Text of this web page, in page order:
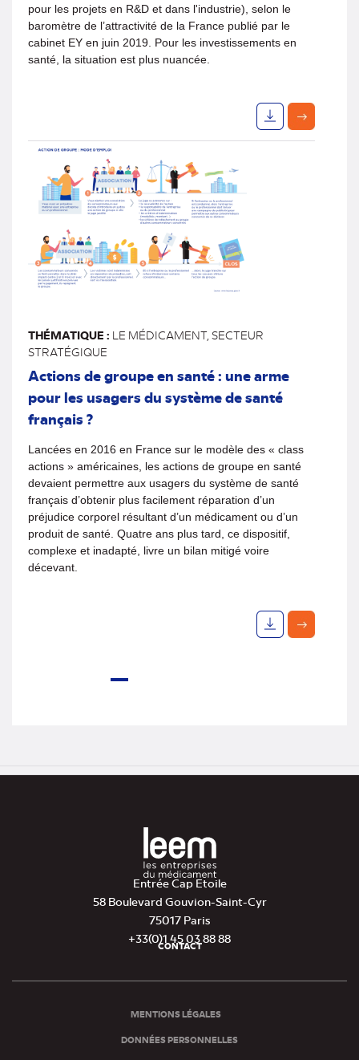
pour les projets en R&D et dans l'industrie), selon le
baromètre de l’attractivité de la France publié par le
cabinet EY en juin 2019. Pour les investissements en
santé, la situation est plus nuancée.
THÉMATIQUE : LE MÉDICAMENT, SECTEUR
STRATÉGIQUE
Actions de groupe en santé : une arme
pour les usagers du système de santé
français ?
Lancées en 2016 en France sur le modèle des « class
actions » américaines, les actions de groupe en santé
devaient permettre aux usagers du système de santé
français d’obtenir plus facilement réparation d’un
préjudice corporel résultant d’un médicament ou d’un
produit de santé. Quatre ans plus tard, ce dispositif,
complexe et inadapté, livre un bilan mitigé voire
décevant.
2
Entrée Cap Etoile
58 Boulevard Gouvion-Saint-Cyr
75017 Paris
+33(0)1 45 03 88 88
de
CONTACT
MENTIONS LÉGALES
DONNÉES PERSONNELLES